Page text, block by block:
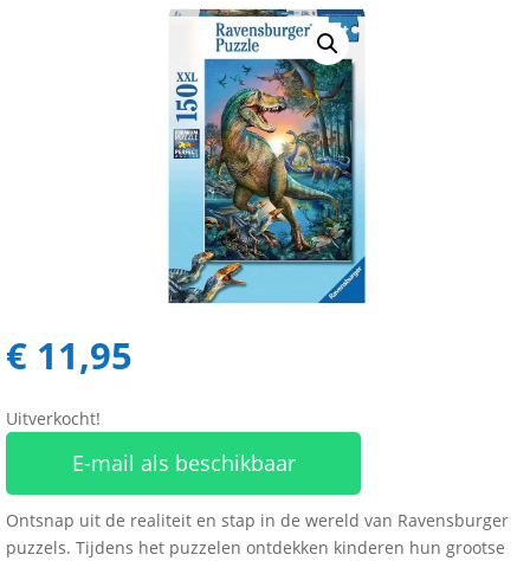
€ 11,95
Uitverkocht!
E-mail als beschikbaar
Ontsnap uit de realiteit en stap in de wereld van Ravensburger
puzzels. Tijdens het puzzelen ontdekken kinderen hun grootse